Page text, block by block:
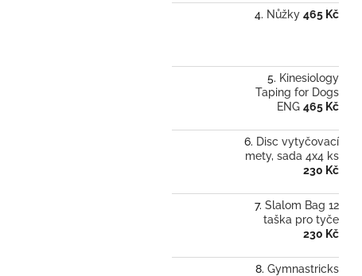
Nůžky 465 Kč
Kinesiology
Taping for Dogs
ENG 465 Kč
Disc vytyčovací
mety, sada 4x4 ks
230 Kč
Slalom Bag 12
taška pro tyče
230 Kč
Gymnastricks